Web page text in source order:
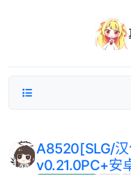
A8520[SLG/
v0.21.0PC+安